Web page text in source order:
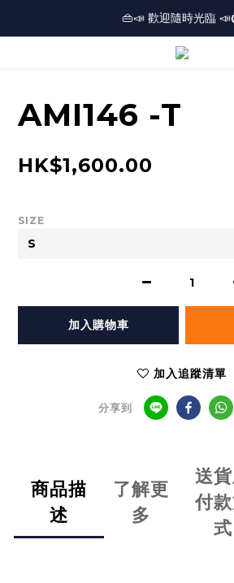
🏢逾三千呎實體門市⏰開放時間：
👜📣 歡迎隨時光臨
❤️地址：尖沙咀金馬倫道太興廣
AMI146 -T
HK$1,600.00
SIZE
加入購物車
加入追蹤清單
分享到
商品描
述
了解更
多
送
付
式